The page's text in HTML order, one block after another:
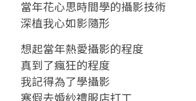
價
關
係
最
當年花心思時間學的攝影技術
深植我心如影隨形
想起當年熱愛攝影的程度
真到了瘋狂的程度
我記得為了學攝影
寒假去婚紗禮服店打工